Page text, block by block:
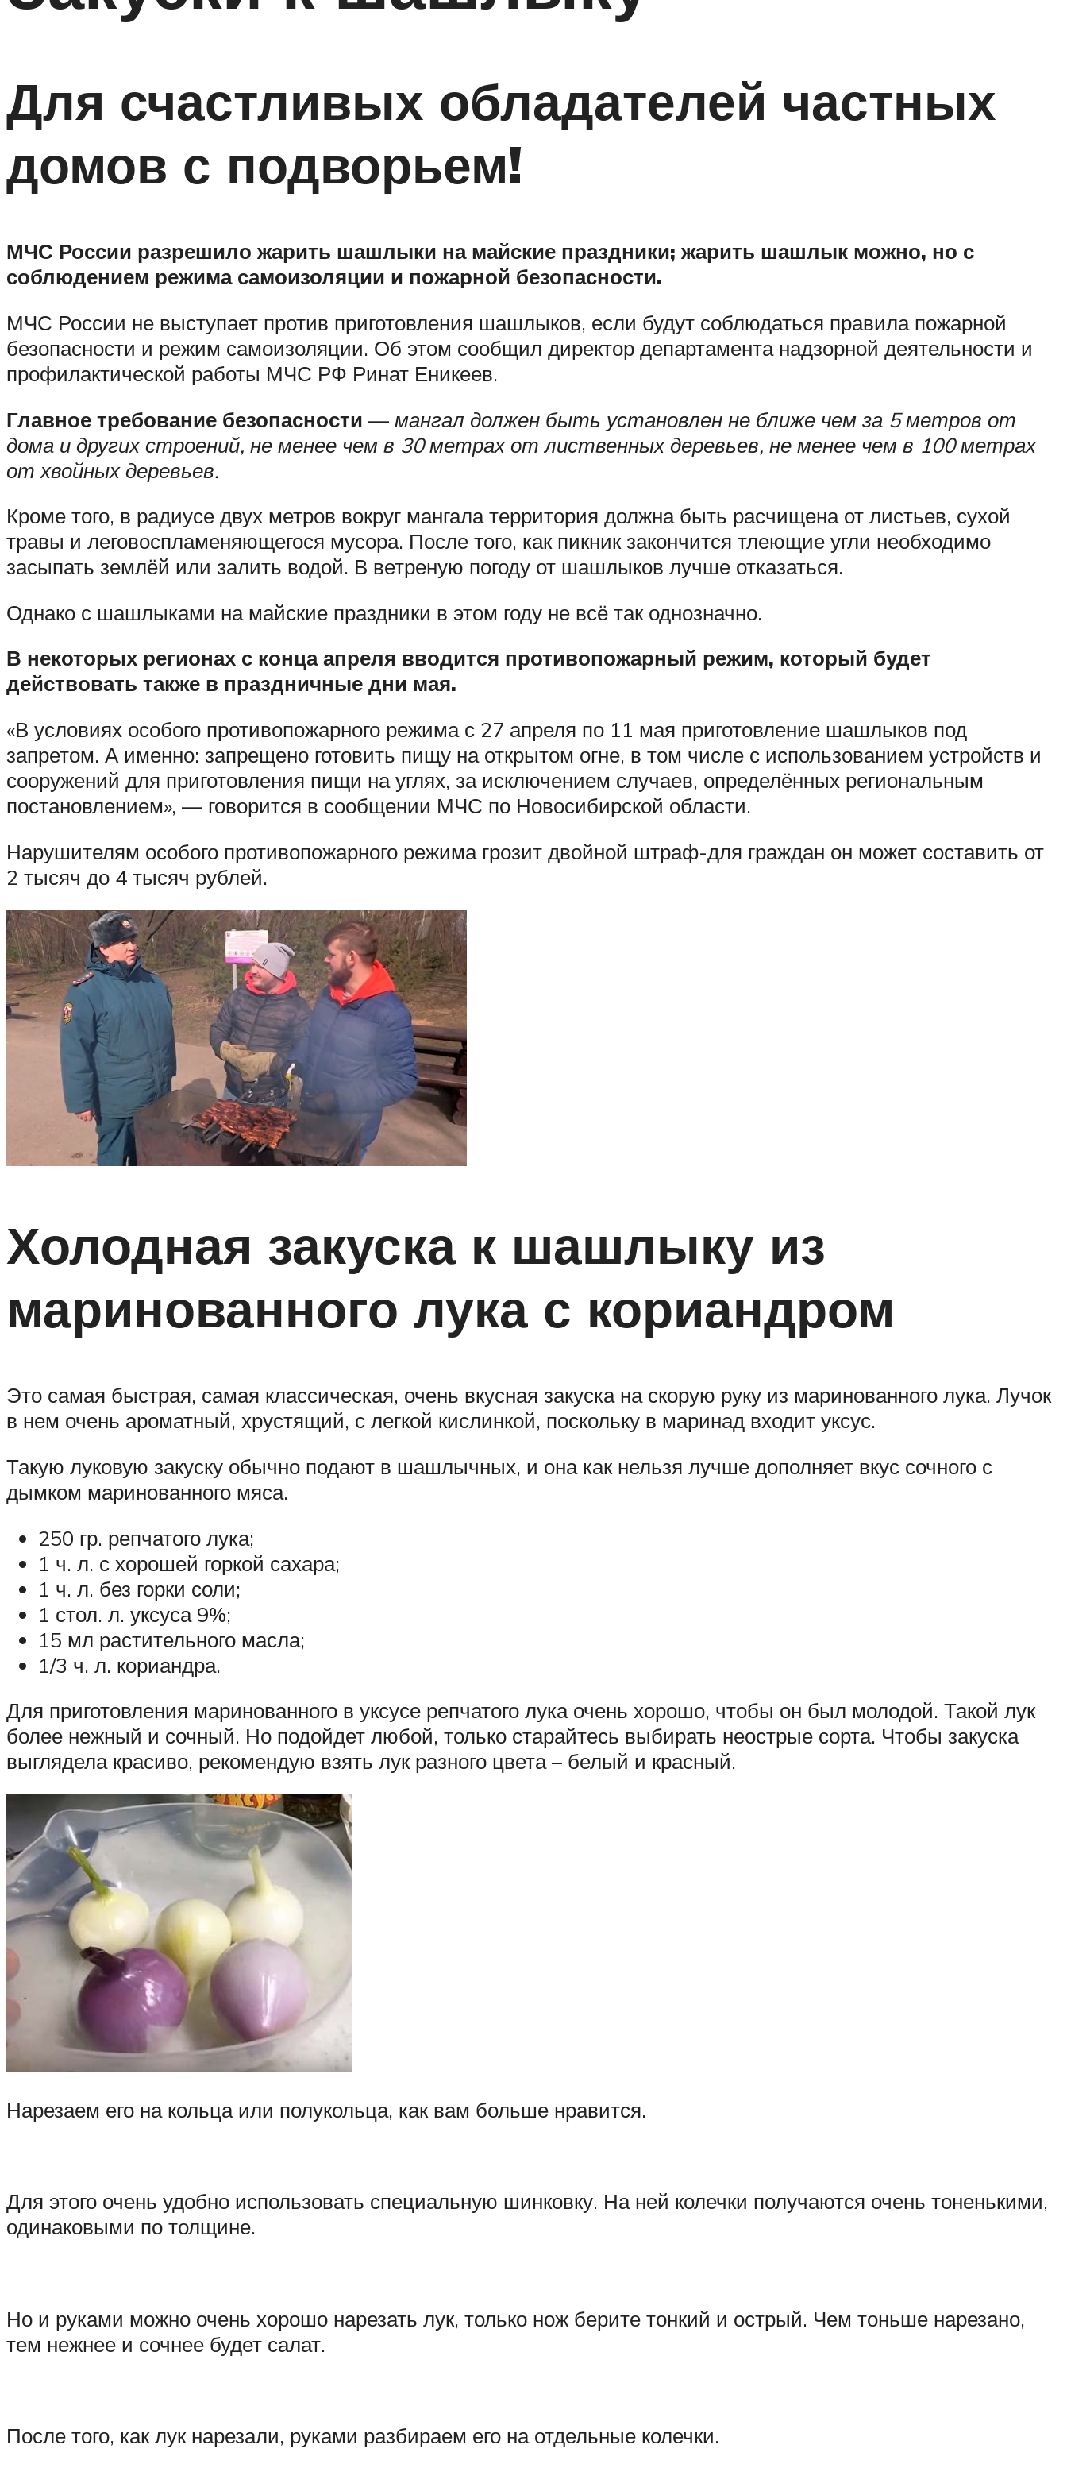
Для счастливых обладателей частных
домов с подворьем!
МЧС России разрешило жарить шашлыки на майские праздники; жарить шашлык можно, но с
соблюдением режима самоизоляции и пожарной безопасности.
МЧС России не выступает против приготовления шашлыков, если будут соблюдаться правила пожарной
безопасности и режим самоизоляции. Об этом сообщил директор департамента надзорной деятельности и
профилактической работы МЧС РФ Ринат Еникеев.
Главное требование безопасности — мангал должен быть установлен не ближе чем за 5 метров от
дома и других строений, не менее чем в 30 метрах от лиственных деревьев, не менее чем в 100 метрах
от хвойных деревьев.
Кроме того, в радиусе двух метров вокруг мангала территория должна быть расчищена от листьев, сухой
травы и леговоспламеняющегося мусора. После того, как пикник закончится тлеющие угли необходимо
засыпать землёй или залить водой. В ветреную погоду от шашлыков лучше отказаться.
Однако с шашлыками на майские праздники в этом году не всё так однозначно.
В некоторых регионах с конца апреля вводится противопожарный режим, который будет
действовать также в праздничные дни мая.
«В условиях особого противопожарного режима с 27 апреля по 11 мая приготовление шашлыков под
запретом. А именно: запрещено готовить пищу на открытом огне, в том числе с использованием устройств и
сооружений для приготовления пищи на углях, за исключением случаев, определённых региональным
постановлением», — говорится в сообщении МЧС по Новосибирской области.
Нарушителям особого противопожарного режима грозит двойной штраф-для граждан он может составить от
2 тысяч до 4 тысяч рублей.
Холодная закуска к шашлыку из
маринованного лука с кориандром
Это самая быстрая, самая классическая, очень вкусная закуска на скорую руку из маринованного лука. Лучок
в нем очень ароматный, хрустящий, с легкой кислинкой, поскольку в маринад входит уксус.
Такую луковую закуску обычно подают в шашлычных, и она как нельзя лучше дополняет вкус сочного с
дымком маринованного мяса.
250 гр. репчатого лука;
1 ч. л. с хорошей горкой сахара;
1 ч. л. без горки соли;
1 стол. л. уксуса 9%;
15 мл растительного масла;
1/3 ч. л. кориандра.
Для приготовления маринованного в уксусе репчатого лука очень хорошо, чтобы он был молодой. Такой лук
более нежный и сочный. Но подойдет любой, только старайтесь выбирать неострые сорта. Чтобы закуска
выглядела красиво, рекомендую взять лук разного цвета – белый и красный.
Нарезаем его на кольца или полукольца, как вам больше нравится.
Для этого очень удобно использовать специальную шинковку. На ней колечки получаются очень тоненькими,
одинаковыми по толщине.
Но и руками можно очень хорошо нарезать лук, только нож берите тонкий и острый. Чем тоньше нарезано,
тем нежнее и сочнее будет салат.
После того, как лук нарезали, руками разбираем его на отдельные колечки.